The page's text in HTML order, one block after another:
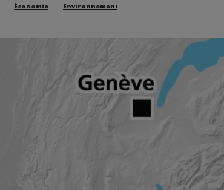
Économie Environnement